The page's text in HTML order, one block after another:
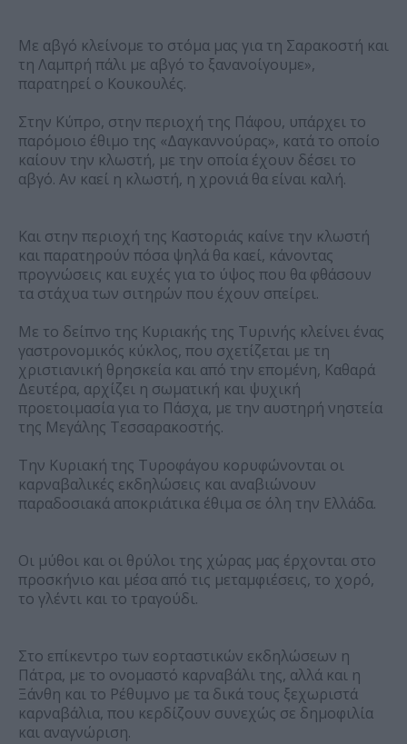
Με αβγό κλείνομε το στόμα μας για τη Σαρακοστή και
τη Λαμπρή πάλι με αβγό το ξανανοίγουμε»,
παρατηρεί ο Κουκουλές.
Στην Κύπρο, στην περιοχή της Πάφου, υπάρχει το
παρόμοιο έθιμο της «Δαγκαννούρας», κατά το οποίο
καίουν την κλωστή, με την οποία έχουν δέσει το
αβγό. Αν καεί η κλωστή, η χρονιά θα είναι καλή.
Και στην περιοχή της Καστοριάς καίνε την κλωστή
και παρατηρούν πόσα ψηλά θα καεί, κάνοντας
προγνώσεις και ευχές για το ύψος που θα φθάσουν
τα στάχυα των σιτηρών που έχουν σπείρει.
Με το δείπνο της Κυριακής της Τυρινής κλείνει ένας
γαστρονομικός κύκλος, που σχετίζεται με τη
χριστιανική θρησκεία και από την επομένη, Καθαρά
Δευτέρα, αρχίζει η σωματική και ψυχική
προετοιμασία για το Πάσχα, με την αυστηρή νηστεία
της Μεγάλης Τεσσαρακοστής.
Την Κυριακή της Τυροφάγου κορυφώνονται οι
καρναβαλικές εκδηλώσεις και αναβιώνουν
παραδοσιακά αποκριάτικα έθιμα σε όλη την Ελλάδα.
Οι μύθοι και οι θρύλοι της χώρας μας έρχονται στο
προσκήνιο και μέσα από τις μεταμφιέσεις, το χορό,
το γλέντι και το τραγούδι.
Στο επίκεντρο των εορταστικών εκδηλώσεων η
Πάτρα, με το ονομαστό καρναβάλι της, αλλά και η
Ξάνθη και το Ρέθυμνο με τα δικά τους ξεχωριστά
καρναβάλια, που κερδίζουν συνεχώς σε δημοφιλία
και αναγνώριση.